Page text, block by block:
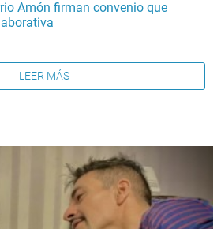
Amón firman convenio que
LEER MÁS